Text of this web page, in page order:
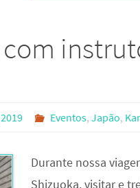
Eventos,Japão,
Durante nossa
Shizuoka, visitar e